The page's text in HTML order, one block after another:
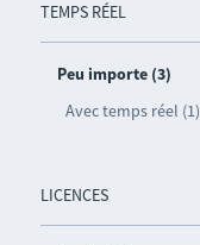
TEMPS RÉEL
Peu importe (3)
Avec temps réel (1)
LICENCES